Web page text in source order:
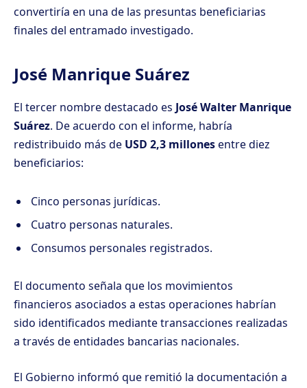
convertiría en una de las presuntas beneficiarias
finales del entramado investigado.
José Manrique Suárez
El tercer nombre destacado es José Walter Manrique
Suárez. De acuerdo con el informe, habría
redistribuido más de USD 2,3 millonesentre diez
beneficiarios:
Cinco personas jurídicas.
Cuatro personas naturales.
Consumos personales registrados.
El documento señala que los movimientos
financieros asociados a estas operaciones habrían
sido identificados mediante transacciones realizadas
a través de entidades bancarias nacionales.
El Gobierno informó que remitió la documentación a